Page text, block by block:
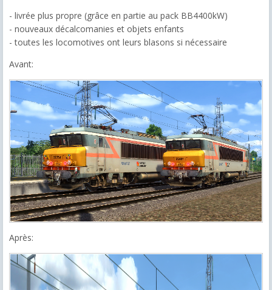
- livrée plus propre (grâce en partie au pack BB4400kW)
- nouveaux décalcomanies et objets enfants
- toutes les locomotives ont leurs blasons si nécessaire
Avant:
Après: